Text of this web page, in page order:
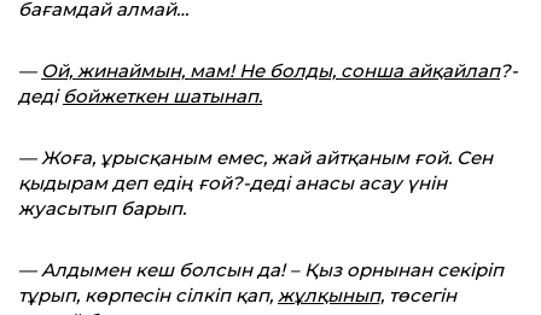
бағамдай алмай…
— Ой, жинаймын, мам! Не болды, сонша айқайлап?-
деді бойжеткен шатынап.
— Жоға, ұрысқаным емес, жай айтқаным ғой. Сен
қыдырам деп едің ғой?-деді анасы асау үнін
жуасытып барып.
— Алдымен кеш болсын да! – Қыз орнынан секіріп
тұрып, көрпесін сілкіп қап, жұлқынып, төсегін